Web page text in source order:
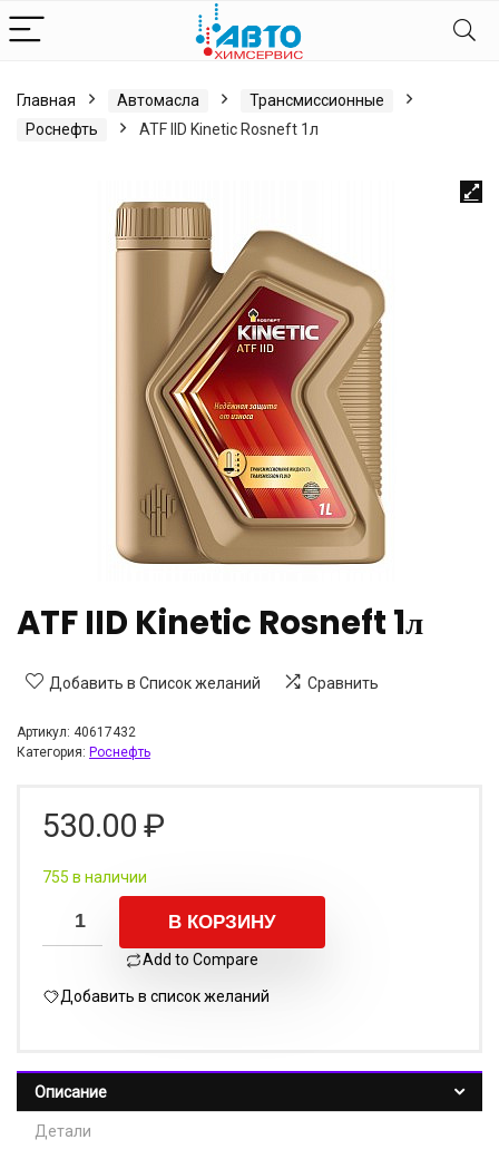
Главная Автомасла
Трансмиссионные
Роснефть
ATF IID Kinetic Rosneft 1л
ATF IID Kinetic Rosneft 1л
Добавить в Список желаний Сравнить
Артикул: 40617432
Категория: Роснефть
530.00 ₽
755 в наличии
В КОРЗИНУ
Add to Compare
Добавить в список желаний
Описание
Детали